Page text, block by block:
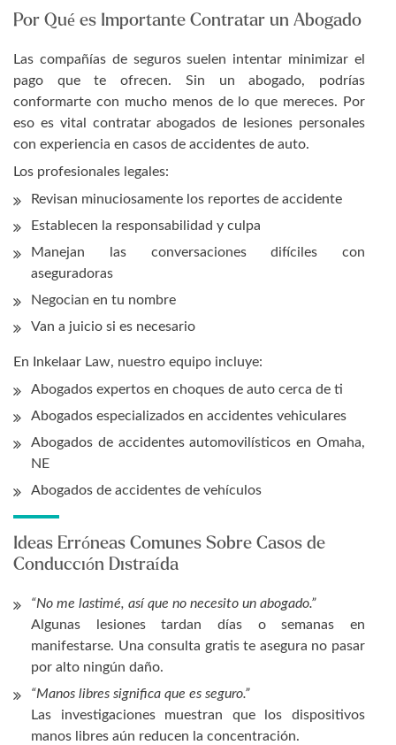
Por Qué es Importante Contratar un Abogado
Las compañías de seguros suelen intentar minimizar el
pago que te ofrecen. Sin un abogado, podrías
conformarte con mucho menos de lo que mereces. Por
eso es vital contratar abogados de lesiones personales
con experiencia en casos de accidentes de auto.
Los profesionales legales:
Revisan minuciosamente los reportes de accidente
Establecen la responsabilidad y culpa
Manejan las conversaciones difíciles con
aseguradoras
Negocian en tu nombre
Van a juicio si es necesario
En Inkelaar Law, nuestro equipo incluye:
Abogados expertos en choques de auto cerca de ti
Abogados especializados en accidentes vehiculares
Abogados de accidentes automovilísticos en Omaha,
NE
Abogados de accidentes de vehículos
Ideas Erróneas Comunes Sobre Casos de
Conducción Distraída
“No me lastimé, así que no necesito un abogado.”
Algunas lesiones tardan días o semanas en
manifestarse. Una consulta gratis te asegura no pasar
por alto ningún daño.
“Manos libres significa que es seguro.”
Las investigaciones muestran que los dispositivos
manos libres aún reducen la concentración.